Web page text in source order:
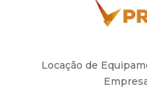
Locação de